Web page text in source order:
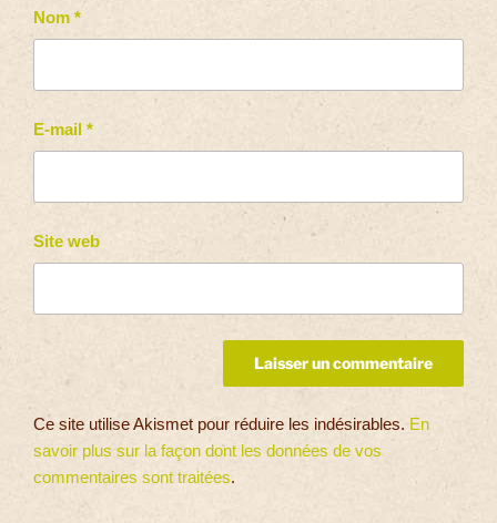
Nom *
E-mail *
Site web
Ce site utilise Akismet pour réduire les indésirables. En
savoir plus sur la façon dont les données de vos
commentaires sont traitées.